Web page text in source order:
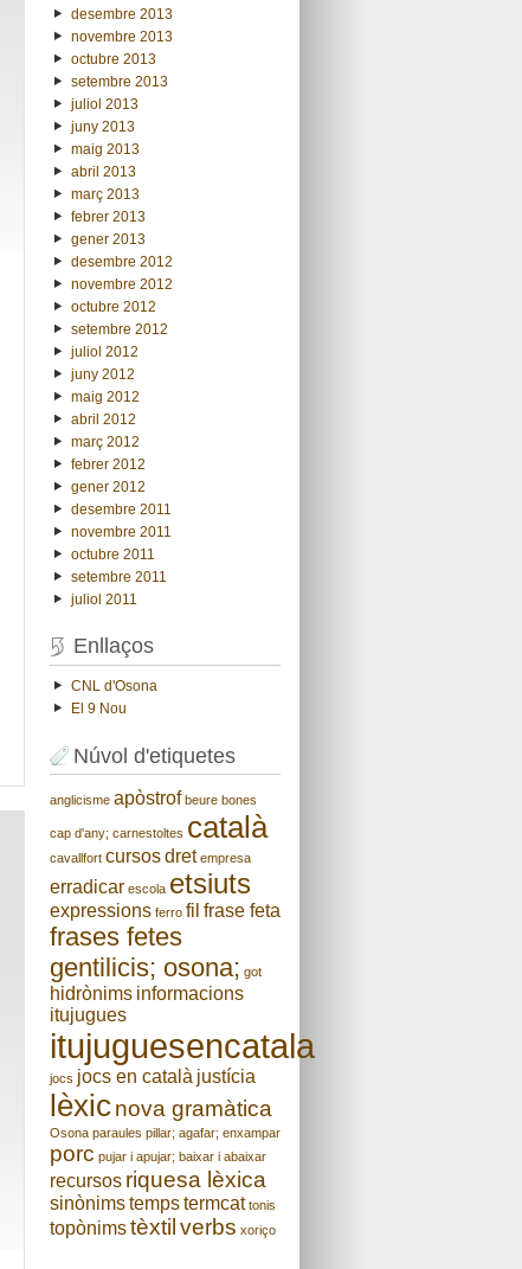
desembre 2013
novembre 2013
octubre 2013
setembre 2013
juliol 2013
juny 2013
maig 2013
abril 2013
març 2013
febrer 2013
gener 2013
desembre 2012
novembre 2012
octubre 2012
setembre 2012
juliol 2012
juny 2012
maig 2012
abril 2012
març 2012
febrer 2012
gener 2012
desembre 2011
novembre 2011
octubre 2011
setembre 2011
juliol 2011
Enllaços
CNL d'Osona
El 9 Nou
Núvol d'etiquetes
anglicisme apòstrof beure bones
cap d'any; carnestoltes català
cavallfort cursos dret empresa
erradicar escola etsiuts
expressions ferro fil frase feta
frases fetes
gentilicis; osona; got
hidrònims informacions
itujugues
itujuguesencatala
jocs jocs en català justícia
lèxic nova gramàtica
Osona paraules pillar; agafar; enxampar
porc pujar i apujar; baixar i abaixar
recursos riquesa lèxica
sinònims temps termcat tonis
topònims tèxtil verbs xoriço